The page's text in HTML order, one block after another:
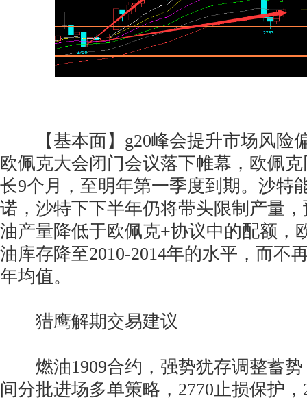
【基本面】g20峰会提升市场风险
欧佩克大会闭门会议落下帷幕，欧佩
长9个月，至明年第一季度到期。沙特
诺，沙特下下半年仍将带头限制产量
油产量降低于欧佩克+协议中的配额，
油库存降至2010-2014年的水平，而不
年均值。
猎鹰解期交易建议
燃油1909合约，强势犹存调整蓄势
间分批进场多单策略，2770止损保护